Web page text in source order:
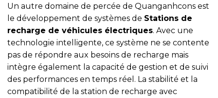
Un autre domaine de percée de Quanganhcons est
le développement de systèmes de Stations de
recharge de véhicules électriques. Avec une
technologie intelligente, ce système ne se contente
pas de répondre aux besoins de recharge mais
intègre également la capacité de gestion et de suivi
des performances en temps réel. La stabilité et la
compatibilité de la station de recharge avec